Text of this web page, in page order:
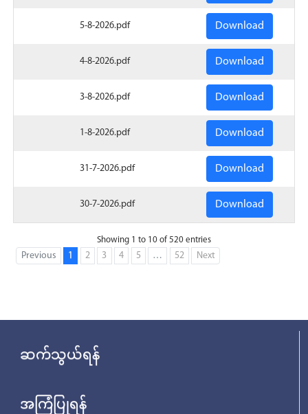
5-8-2026.pdf
4-8-2026.pdf
3-8-2026.pdf
1-8-2026.pdf
31-7-2026.pdf
30-7-2026.pdf
Showing 1 to 10 of 520 entries
Previous 1 2 3 4 5 … 52 Next
ဆက်သွယ်ရန်
အကြံပြုရန်